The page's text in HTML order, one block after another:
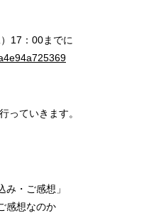
17：00までに
っていきます。
み・ご感想」
感想なのか